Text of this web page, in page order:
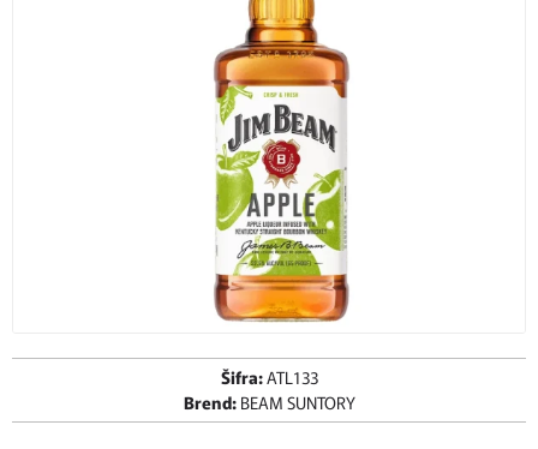
Šifra:ATL133
Brend: BEAM SUNTORY